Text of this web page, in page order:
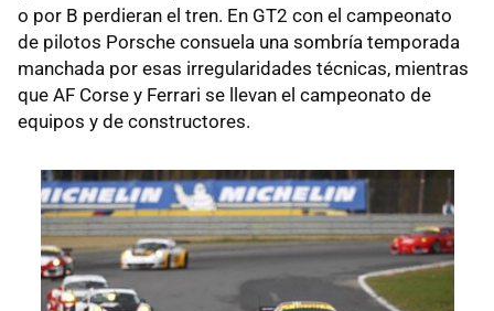
o por B perdieran el tren. En GT2 con el campeonato
de pilotos Porsche consuela una sombría temporada
manchada por esas irregularidades técnicas, mientras
que AF Corse y Ferrari se llevan el campeonato de
equipos y de constructores.